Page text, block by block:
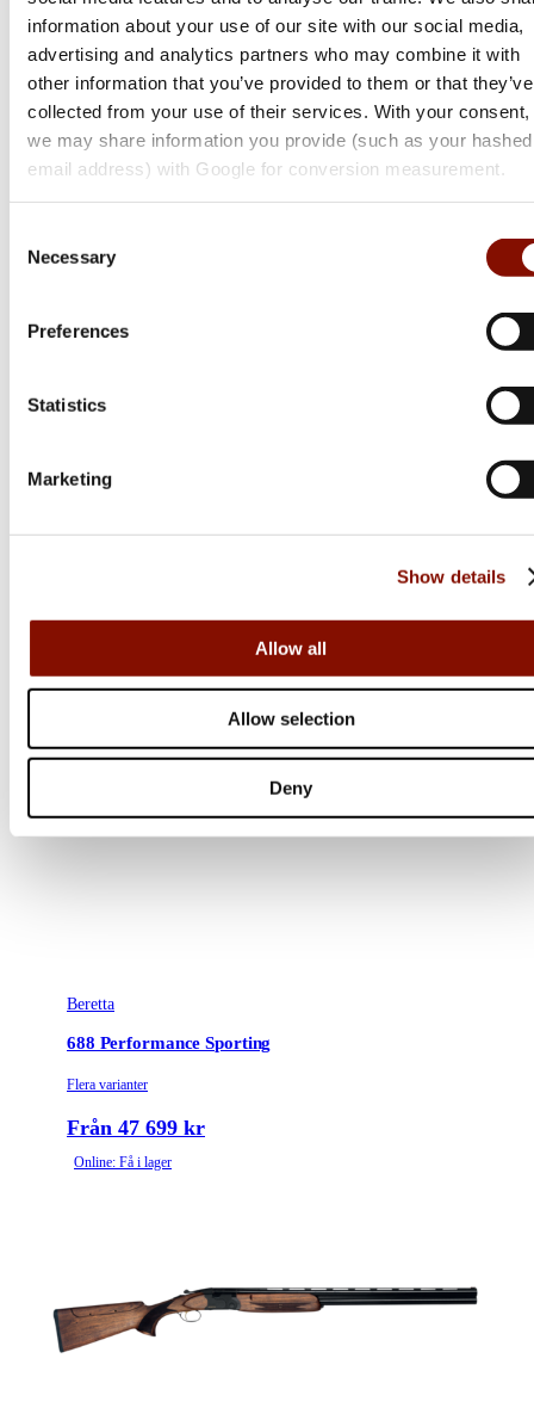
information about your use of our site with our social media,
advertising and analytics partners who may combine it with
other information that you’ve provided to them or that they’ve
collected from your use of their services. With your consent,
we may share information you provide (such as your hashed
email address) with Google for conversion measurement.
Selection
Necessary
Preferences
Statistics
Marketing
Show details
Allow all
Allow selection
Deny
Flera varianter
Online: Få i lager
Beretta
688 Performance Sporting
Flera varianter
Från 47 699 kr
Online: Få i lager